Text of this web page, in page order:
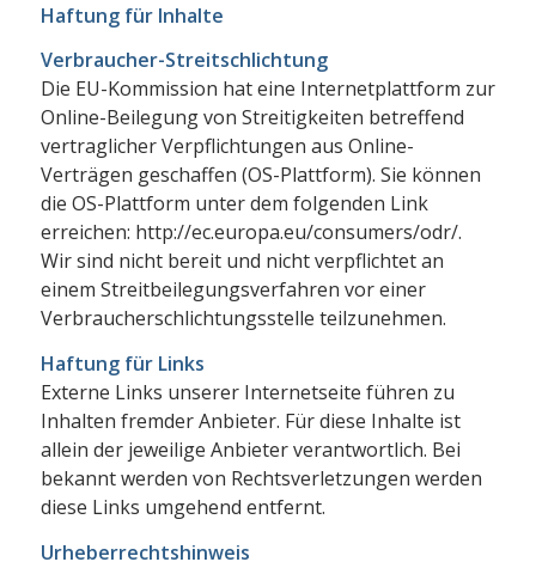
Haftung für Inhalte
Verbraucher-Streitschlichtung
Die EU-Kommission hat eine Internetplattform zur
Online-Beilegung von Streitigkeiten betreffend
vertraglicher Verpflichtungen aus Online-
Verträgen geschaffen (OS-Plattform). Sie können
die OS-Plattform unter dem folgenden Link
erreichen: http://ec.europa.eu/consumers/odr/.
Wir sind nicht bereit und nicht verpflichtet an
einem Streitbeilegungsverfahren vor einer
Verbraucherschlichtungsstelle teilzunehmen.
Haftung für Links
Externe Links unserer Internetseite führen zu
Inhalten fremder Anbieter. Für diese Inhalte ist
allein der jeweilige Anbieter verantwortlich. Bei
bekannt werden von Rechtsverletzungen werden
diese Links umgehend entfernt.
Urheberrechtshinweis